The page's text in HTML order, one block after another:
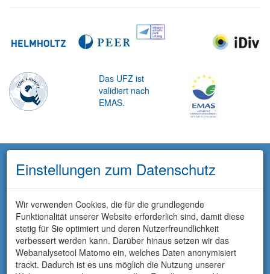
Das UFZ ist
validiert nach
EMAS.
Einstellungen zum Datenschutz
Wir verwenden Cookies, die für die grundlegende
Funktionalität unserer Website erforderlich sind, damit diese
stetig für Sie optimiert und deren Nutzerfreundlichkeit
verbessert werden kann. Darüber hinaus setzen wir das
Webanalysetool Matomo ein, welches Daten anonymisiert
trackt. Dadurch ist es uns möglich die Nutzung unserer